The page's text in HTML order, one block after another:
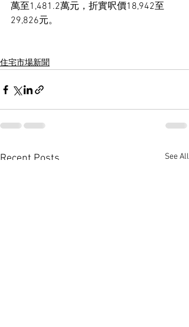
萬至1,481.2萬元，折實呎價18,942至
29,826元。
住宅市場新聞
Recent Posts See All